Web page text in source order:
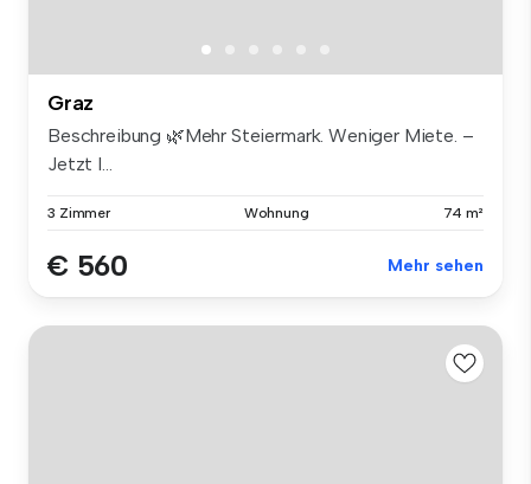
Graz
Beschreibung 🌿Mehr Steiermark. Weniger Miete. –
Jetzt I...
3 Zimmer Wohnung 74 m²
€ 560 Mehr sehen